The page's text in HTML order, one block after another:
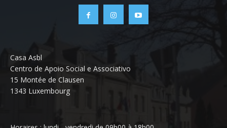
Casa Asbl
Centro de Apoio Social e Associativo
15 Montée de Clausen
1343 Luxembourg